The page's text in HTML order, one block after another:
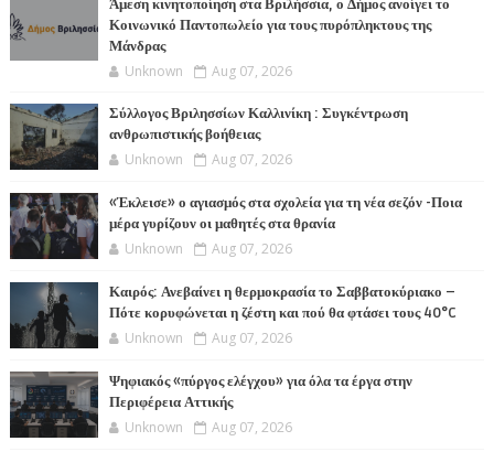
Άμεση κινητοποίηση στα Βριλήσσια, ο Δήμος ανοίγει το
Κοινωνικό Παντοπωλείο για τους πυρόπληκτους της
Μάνδρας
Unknown Aug 07, 2026
Σύλλογος Βριλησσίων Καλλινίκη : Συγκέντρωση
ανθρωπιστικής βοήθειας
Unknown Aug 07, 2026
«Έκλεισε» ο αγιασμός στα σχολεία για τη νέα σεζόν -Ποια
μέρα γυρίζουν οι μαθητές στα θρανία
Unknown Aug 07, 2026
Καιρός: Ανεβαίνει η θερμοκρασία το Σαββατοκύριακο –
Πότε κορυφώνεται η ζέστη και πού θα φτάσει τους 40°C
Unknown Aug 07, 2026
Ψηφιακός «πύργος ελέγχου» για όλα τα έργα στην
Περιφέρεια Αττικής
Unknown Aug 07, 2026